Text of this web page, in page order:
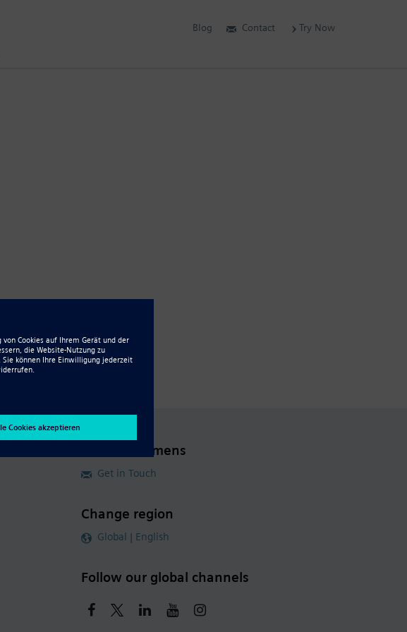
Contact Siemens
Get in Touch
Change region
Global | English
Follow our global channels
Blog Contact Try Now